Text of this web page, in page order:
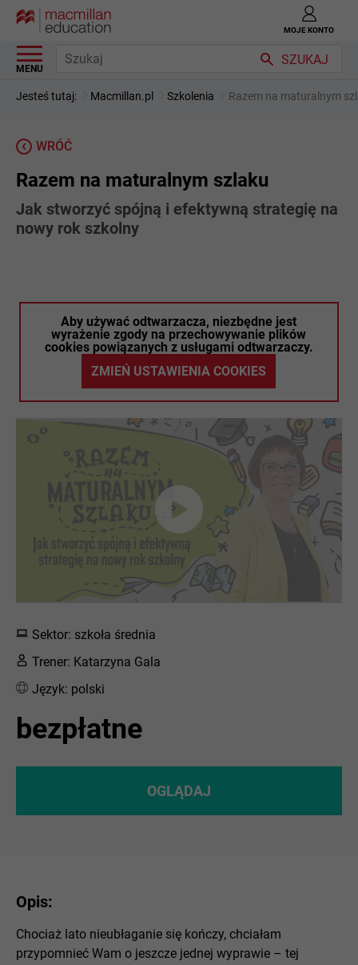
MENU
SZUKAJ
MOJE KONTO
Jesteś tutaj: Macmillan.pl Szkolenia Razem na maturalnym
WRÓĆ
Razem na maturalnym szlaku
Jak stworzyć spójną i efektywną strategię na
nowy rok szkolny
Aby używać odtwarzacza, niezbędne jest
wyrażenie zgody na przechowywanie plików
cookies powiązanych z usługami odtwarzaczy.
ZMIEŃ USTAWIENIA COOKIES
Sektor: szkoła średnia
Trener: Katarzyna Gala
Język: polski
bezpłatne
OGLĄDAJ
Opis:
Chociaż lato nieubłaganie się kończy, chciałam
przypomnieć Wam o jeszcze jednej wyprawie – tej